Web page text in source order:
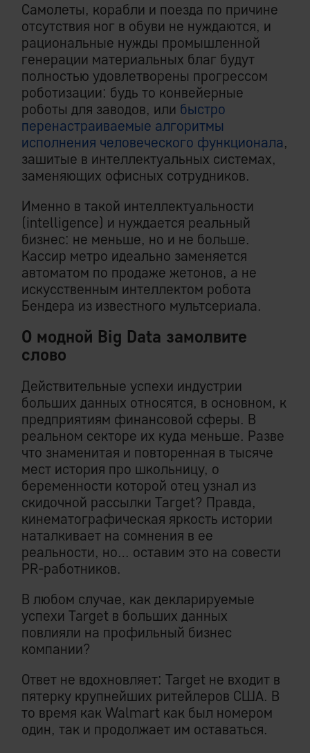
Самолеты, корабли и поезда по причине
отсутствия ног в обуви не нуждаются, и
рациональные нужды промышленной
генерации материальных благ будут
полностью удовлетворены прогрессом
роботизации: будь то конвейерные
роботы для заводов, или быстро
перенастраиваемые алгоритмы
исполнения человеческого функционала,
зашитые в интеллектуальных системах,
заменяющих офисных сотрудников.
Именно в такой интеллектуальности
(intelligence) и нуждается реальный
бизнес: не меньше, но и не больше.
Кассир метро идеально заменяется
автоматом по продаже жетонов, а не
искусственным интеллектом робота
Бендера из известного мультсериала.
О модной Big Data замолвите
слово
Действительные успехи индустрии
больших данных относятся, в основном, к
предприятиям финансовой сферы. В
реальном секторе их куда меньше. Разве
что знаменитая и повторенная в тысяче
мест история про школьницу, о
беременности которой отец узнал из
скидочной рассылки Target? Правда,
кинематографическая яркость истории
наталкивает на сомнения в ее
реальности, но… оставим это на совести
PR-работников.
В любом случае, как декларируемые
успехи Target в больших данных
повлияли на профильный бизнес
компании?
Ответ не вдохновляет: Target не входит в
пятерку крупнейших ритейлеров США. В
то время как Walmart как был номером
один, так и продолжает им оставаться.